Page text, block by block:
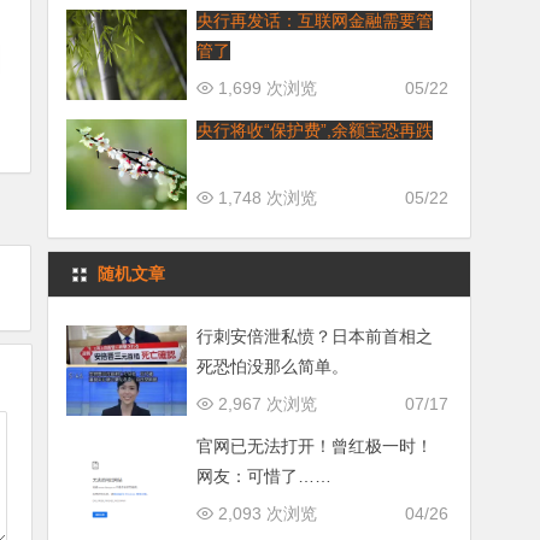
央行再发话：互联网金融需要管
管了
05/22
1,699 次浏览
央行将收“保护费”,余额宝恐再跌
05/22
1,748 次浏览
随机文章
行刺安倍泄私愤？日本前首相之
死恐怕没那么简单。
07/17
2,967 次浏览
官网已无法打开！曾红极一时！
网友：可惜了……
04/26
2,093 次浏览